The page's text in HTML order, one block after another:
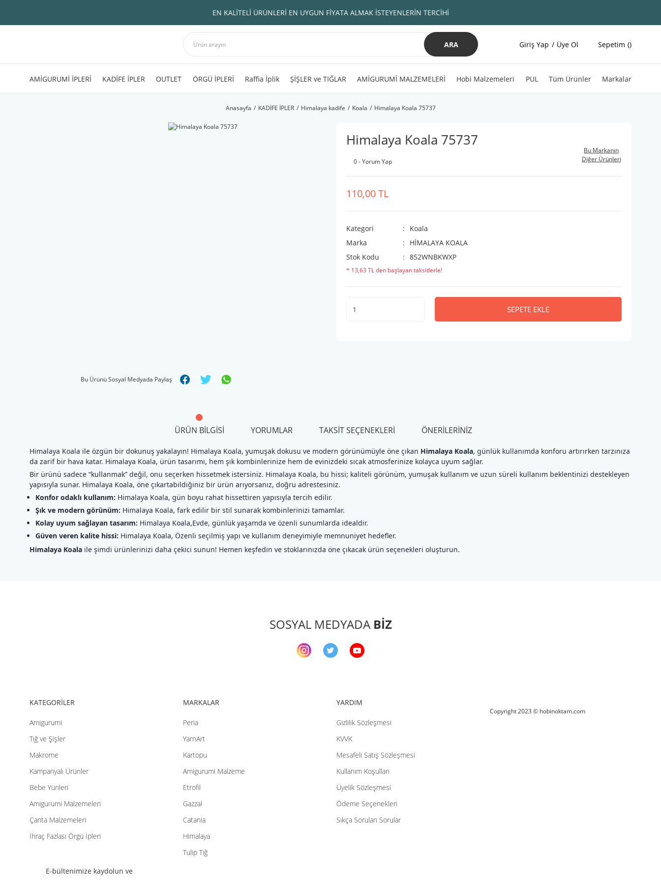
EN KALİTELİ ÜRÜNLERİ EN UYGUN FİYATA ALMAK İSTEYENLERİN TERCİHİ
ARA Giriş Yap Üye Ol Sepetim
AMİGURUMİ İPLERİ KADİFE İPLER OUTLET ÖRGÜ İPLERİ Raffia İplik ŞİŞLER ve TIĞLAR AMİGURUMİ MALZEMELERİ Hobi Malzemeleri PUL Tüm Ürünler Markalar
Anasayfa KADİFE İPLER Himalaya kadife Koala Himalaya Koala 75737
Bu Ürünü Sosyal Medyada Paylaş
Himalaya Koala 75737
0 - Yorum Yap
Bu Markanın
Diğer Ürünleri
110,00 TL
Kategori
Koala
Marka
HİMALAYA KOALA
Stok Kodu
852WNBKWXP
* 13,63 TL den başlayan taksitlerle!
SEPETE EKLE
ÜRÜN BILGISI YORUMLAR TAKSIT SEÇENEKLERI ÖNERILERINIZ
Himalaya Koala ile özgün bir dokunuş yakalayın! Himalaya Koala, yumuşak dokusu ve modern görünümüyle öne çıkan Himalaya Koala, günlük kullanımda konforu artırırken tarzınıza
da zarif bir hava katar. Himalaya Koala, ürün tasarımı, hem şık kombinlerinize hem de evinizdeki sıcak atmosferinize kolayca uyum sağlar.
Bir ürünü sadece “kullanmak” değil, onu seçerken hissetmek istersiniz. Himalaya Koala, bu hissi; kaliteli görünüm, yumuşak kullanım ve uzun süreli kullanım beklentinizi destekleyen
yapısıyla sunar. Himalaya Koala, öne çıkartabildiğiniz bir ürün arıyorsanız, doğru adrestesiniz.
Konfor odaklı kullanım: Himalaya Koala, gün boyu rahat hissettiren yapısıyla tercih edilir.
Şık ve modern görünüm: Himalaya Koala, fark edilir bir stil sunarak kombinlerinizi tamamlar.
Kolay uyum sağlayan tasarım: Himalaya Koala,Evde, günlük yaşamda ve özenli sunumlarda idealdir.
Güven veren kalite hissi: Himalaya Koala, Özenli seçilmiş yapı ve kullanım deneyimiyle memnuniyet hedefler.
Himalaya Koala ile şimdi ürünlerinizi daha çekici sunun! Hemen keşfedin ve stoklarınızda öne çıkacak ürün seçenekleri oluşturun.
Gönder
SOSYAL MEDYADA BİZ
KATEGORİLER
Amigurumi
Tığ ve Şişler
Makrome
Kampanyalı Ürünler
Bebe Yünleri
Amigurumi Malzemeleri
Çanta Malzemeleri
İhraç Fazlası Örgü İpleri
MARKALAR
Peria
YarnArt
Kartopu
Amigurumi Malzeme
Etrofil
Gazzal
Catania
Himalaya
Tulip Tığ
YARDIM
Gizlilik Sözleşmesi
KVVK
Mesafeli Satış Sözleşmesi
Kullanım Koşulları
Üyelik Sözleşmesi
Ödeme Seçenekleri
Sıkça Sorulan Sorular
E-bültenimize kaydolun ve
Copyright 2023 © hobinoktam.com